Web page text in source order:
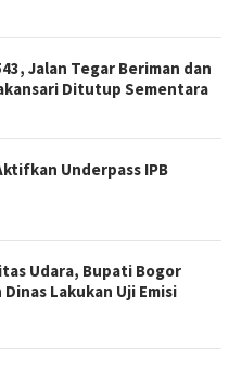
Jalan Tegar Beriman dan
Ditutup Sementara
Underpass IPB
Udara, Bupati Bogor
Lakukan Uji Emisi